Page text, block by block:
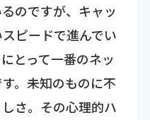
のですが、キャッ
ピードで進んでい
とって一番のネッ
。未知のものに不
さ。その心理的ハ